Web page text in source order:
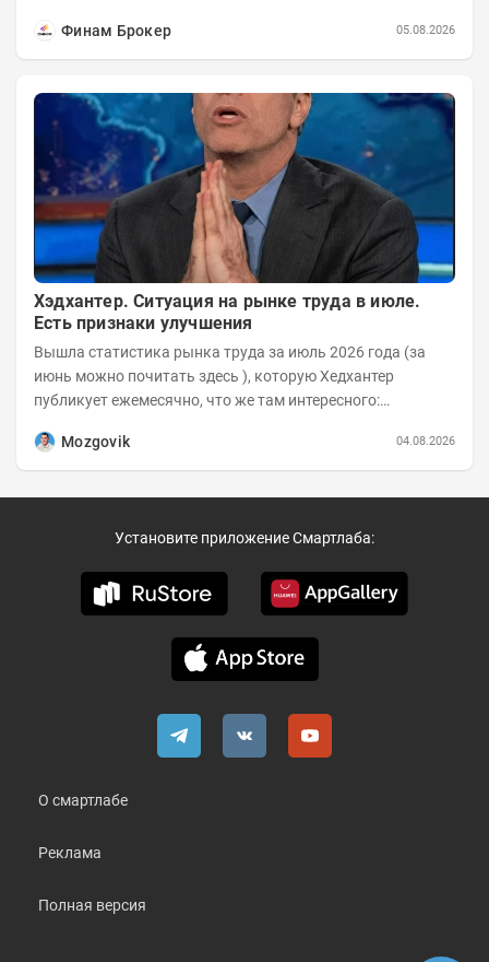
Финам Брокер
05.08.2026
Хэдхантер. Ситуация на рынке труда в июле.
Есть признаки улучшения
Вышла статистика рынка труда за июль 2026 года (за
июнь можно почитать здесь ), которую Хедхантер
публикует ежемесячно, что же там интересного:
Mozgovik
04.08.2026
Установите приложение Смартлаба:
О смартлабе
Реклама
Полная версия